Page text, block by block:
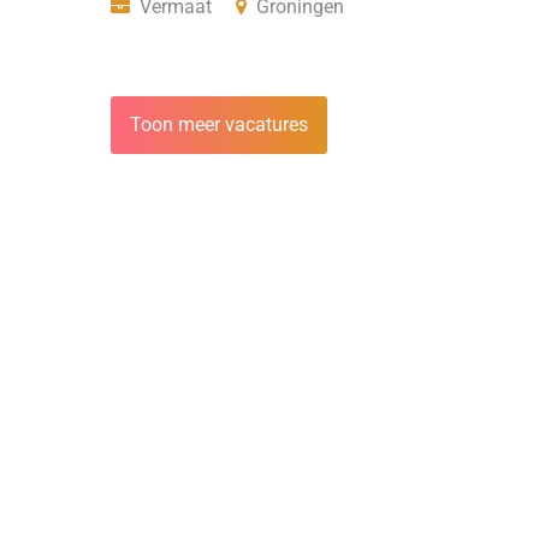
Vermaat
Groningen
Toon meer vacatures